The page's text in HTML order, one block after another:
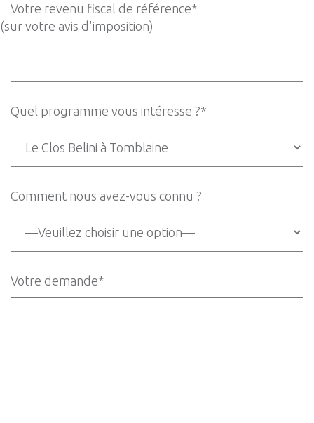
Votre revenu fiscal de référence*
(sur votre avis d'imposition)
Quel programme vous intéresse ?*
Comment nous avez-vous connu ?
Votre demande*